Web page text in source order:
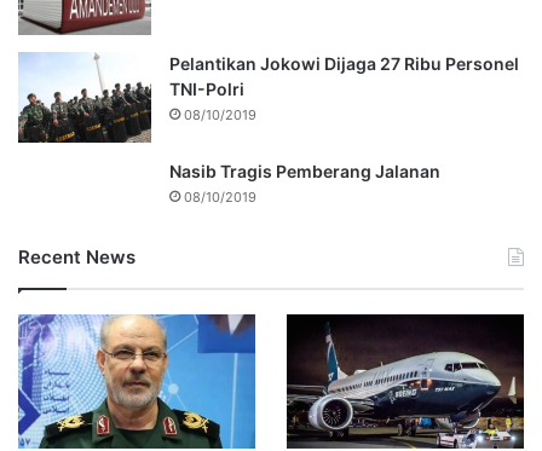
Pelantikan Jokowi Dijaga 27 Ribu Personel
TNI-Polri
08/10/2019
Nasib Tragis Pemberang Jalanan
08/10/2019
Recent News